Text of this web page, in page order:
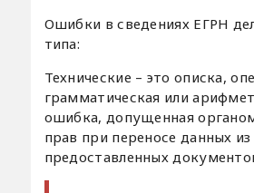
Ошибки в сведениях ЕГРН
типа:
Технические – это описка,
грамматическая или
ошибка, допущенная
прав при переносе данных из
предоставленных